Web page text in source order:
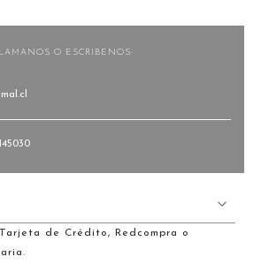
O ESCRIBENOS:
de Crédito, Redcompra o